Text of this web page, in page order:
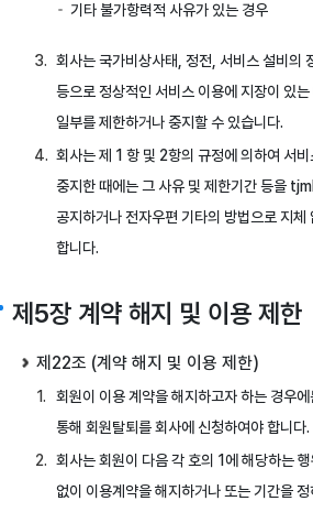
기타 불가항력적 사유가 있는 경우
회사는 국가비상사태, 정전, 서비스 설비의
등으로 정상적인 서비스 이용에 지장이 있
일부를 제한하거나 중지할 수 있습니다.
회사는 제 1 항 및 2항의 규정에 의하여 서
중지한 때에는 그 사유 및 제한기간 등을
공지하거나 전자우편 기타의 방법으로 지체
합니다.
제5장 계약 해지 및 이용 제한
제22조 (계약 해지 및 이용 제한)
회원이 이용 계약을 해지하고자 하는 경우
통해 회원탈퇴를 회사에 신청하여야 합니다.
회사는 회원이 다음 각 호의 1에 해당하는
없이 이용계약을 해지하거나 또는 기간을